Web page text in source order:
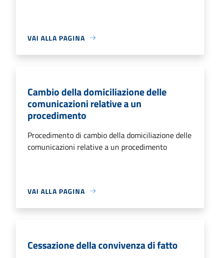
VAI ALLA PAGINA
Cambio della domiciliazione delle
comunicazioni relative a un
procedimento
Procedimento di cambio della domiciliazione delle
comunicazioni relative a un procedimento
VAI ALLA PAGINA
Cessazione della convivenza di fatto